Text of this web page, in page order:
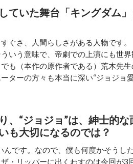
ていた舞台「キングダム
さ、人間らしさがある人物です。
いう意味で、帝劇での上演にも世
も（本作の原作者である）荒木先
ターの方々も本当に深い“ジョジョ
“ジョジョ”は、紳士的な
も大切になるのでは？
です。なので、僕も何度かそうし
・リッパーに出くわすのは今回が3